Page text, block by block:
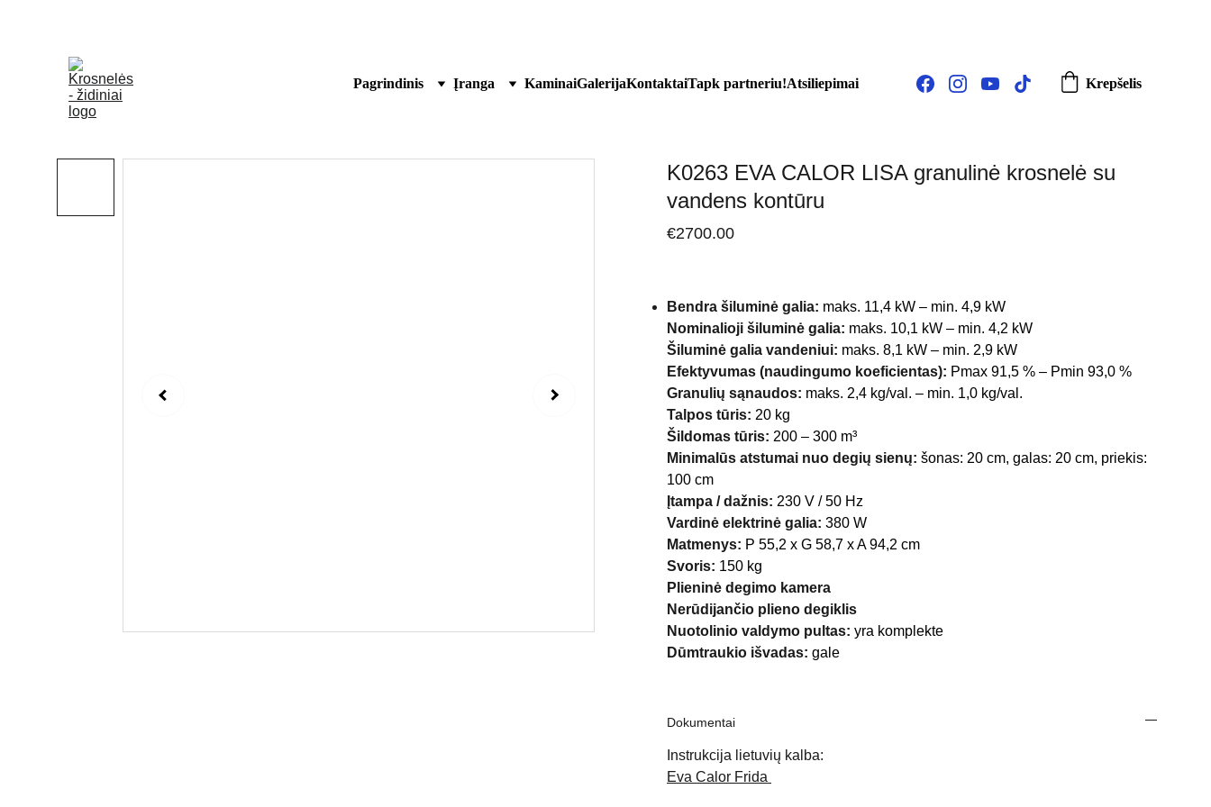
Pagrindinis Įranga KaminaiGalerijaKontaktaiTapk partneriu!Atsiliepimai Krepšelis
K0263 EVA CALOR LISA granulinė krosnelė su
vandens kontūru
€2700.00
Bendra šiluminė galia: maks. 11,4 kW – min. 4,9 kW
Nominalioji šiluminė galia: maks. 10,1 kW – min. 4,2 kW
Šiluminė galia vandeniui: maks. 8,1 kW – min. 2,9 kW
Efektyvumas (naudingumo koeficientas): Pmax 91,5 % – Pmin 93,0 %
Granulių sąnaudos: maks. 2,4 kg/val. – min. 1,0 kg/val.
Talpos tūris: 20 kg
Šildomas tūris: 200 – 300 m³
Minimalūs atstumai nuo degių sienų: šonas: 20 cm, galas: 20 cm, priekis:
100 cm
Įtampa / dažnis: 230 V / 50 Hz
Vardinė elektrinė galia: 380 W
Matmenys: P 55,2 x G 58,7 x A 94,2 cm
Svoris: 150 kg
Plieninė degimo kamera
Nerūdijančio plieno degiklis
Nuotolinio valdymo pultas: yra komplekte
Dūmtraukio išvadas: gale
Dokumentai
Instrukcija lietuvių kalba:
Eva Calor Frida